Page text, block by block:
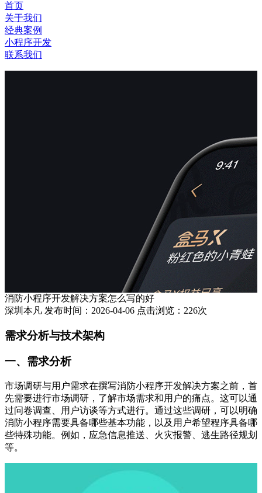
首页
关于我们
经典案例
小程序开发
联系我们
消防小程序开发解决方案怎么写的好
深圳本凡 发布时间：2026-04-06 点击浏览：226次
需求分析与技术架构
一、需求分析
市场调研与用户需求在撰写消防小程序开发解决方案之前，首
先需要进行市场调研，了解市场需求和用户的痛点。这可以通
过问卷调查、用户访谈等方式进行。通过这些调研，可以明确
消防小程序需要具备哪些基本功能，以及用户希望程序具备哪
些特殊功能。例如，应急信息推送、火灾报警、逃生路径规划
等。